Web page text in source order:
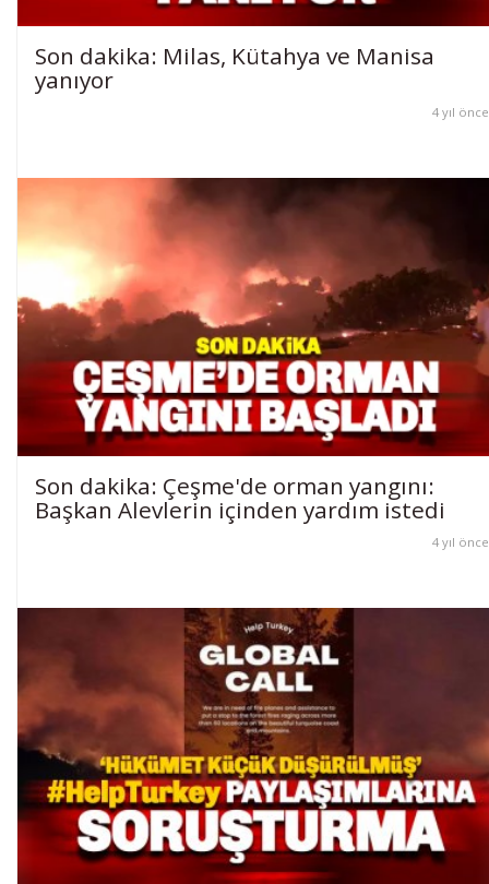
Son dakika: Milas, Kütahya ve Manisa
yanıyor
4 yıl önce
Son dakika: Çeşme'de orman yangını:
Başkan Alevlerin içinden yardım istedi
4 yıl önce